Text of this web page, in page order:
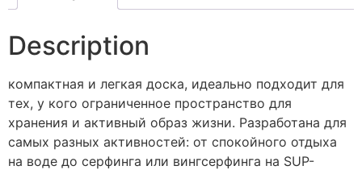
Description
компактная и легкая доска, идеально подходит для
тех, у кого ограниченное пространство для
хранения и активный образ жизни. Разработана для
самых разных активностей: от спокойного отдыха
на воде до серфинга или вингсерфинга на SUP-